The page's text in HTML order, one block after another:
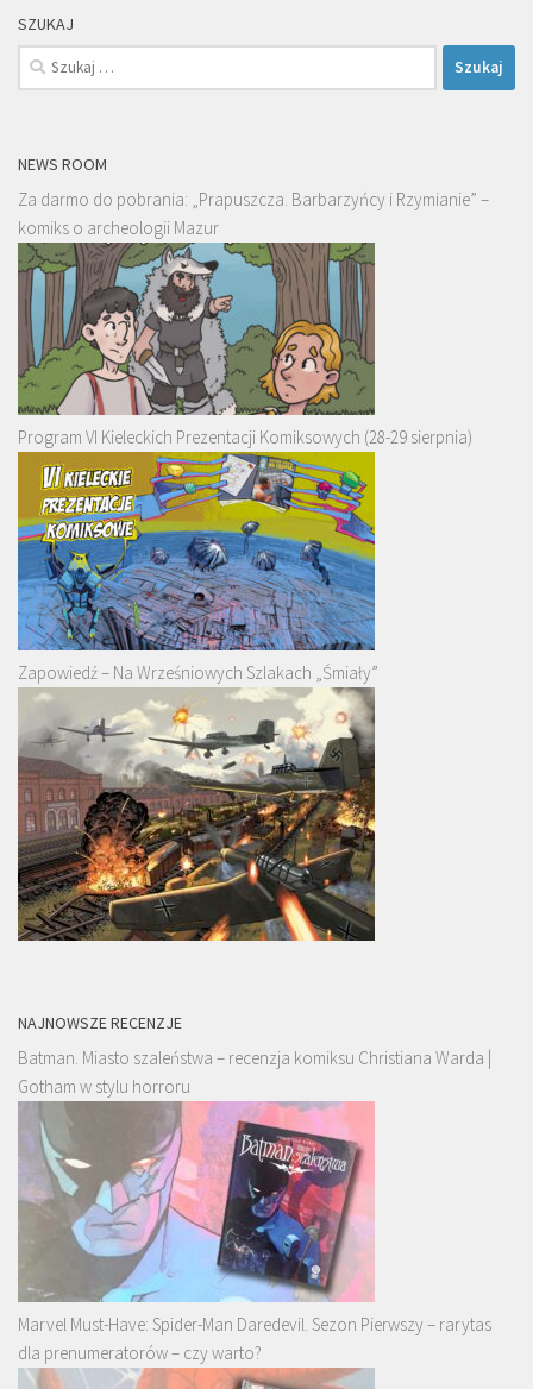
SZUKAJ
Szukaj:
NEWS ROOM
Za darmo do pobrania: „Prapuszcza. Barbarzyńcy i Rzymianie” –
komiks o archeologii Mazur
Program VI Kieleckich Prezentacji Komiksowych (28-29 sierpnia)
Zapowiedź – Na Wrześniowych Szlakach „Śmiały”
NAJNOWSZE RECENZJE
Batman. Miasto szaleństwa – recenzja komiksu Christiana Warda |
Gotham w stylu horroru
Marvel Must-Have: Spider-Man Daredevil. Sezon Pierwszy – rarytas
dla prenumeratorów – czy warto?